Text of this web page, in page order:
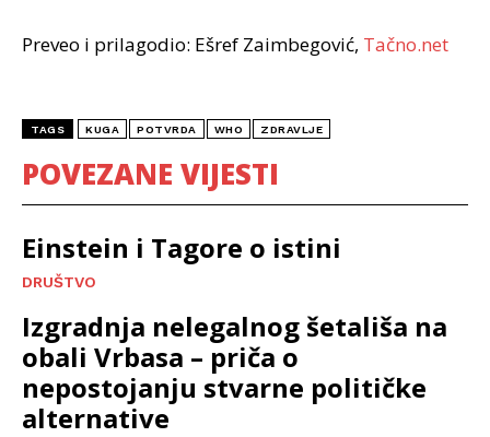
Preveo i prilagodio: Ešref Zaimbegović, Tačno.net
TAGS KUGA POTVRDA WHO ZDRAVLJE
POVEZANE VIJESTI
Einstein i Tagore o istini
DRUŠTVO
Izgradnja nelegalnog šetališa na
obali Vrbasa – priča o
nepostojanju stvarne političke
alternative